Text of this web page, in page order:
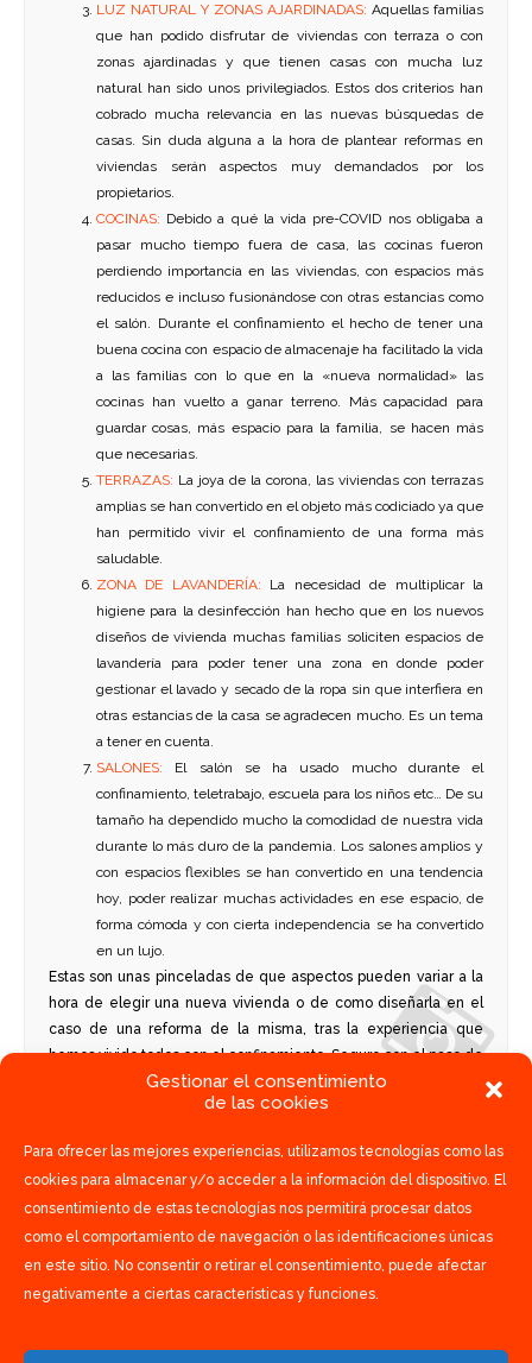
Gestionar el consentimiento
de las cookies
Para ofrecer las mejores experiencias, utilizamos tecnologías como las
cookies para almacenar y/o acceder a la información del dispositivo. El
consentimiento de estas tecnologías nos permitirá procesar datos
como el comportamiento de navegación o las identificaciones únicas
en este sitio. No consentir o retirar el consentimiento, puede afectar
negativamente a ciertas características y funciones.
LUZ NATURAL Y ZONAS AJARDINADAS: Aquellas familias
que han podido disfrutar de viviendas con terraza o con
zonas ajardinadas y que tienen casas con mucha luz
natural han sido unos privilegiados. Estos dos criterios han
cobrado mucha relevancia en las nuevas búsquedas de
casas. Sin duda alguna a la hora de plantear reformas en
viviendas serán aspectos muy demandados por los
propietarios.
COCINAS: Debido a qué la vida pre-COVID nos obligaba a
pasar mucho tiempo fuera de casa, las cocinas fueron
perdiendo importancia en las viviendas, con espacios más
reducidos e incluso fusionándose con otras estancias como
el salón. Durante el confinamiento el hecho de tener una
buena cocina con espacio de almacenaje ha facilitado la vida
a las familias con lo que en la «nueva normalidad» las
cocinas han vuelto a ganar terreno. Más capacidad para
guardar cosas, más espacio para la familia, se hacen más
que necesarias.
TERRAZAS: La joya de la corona, las viviendas con terrazas
amplias se han convertido en el objeto más codiciado ya que
han permitido vivir el confinamiento de una forma más
saludable.
ZONA DE LAVANDERÍA: La necesidad de multiplicar la
higiene para la desinfección han hecho que en los nuevos
diseños de vivienda muchas familias soliciten espacios de
lavandería para poder tener una zona en donde poder
gestionar el lavado y secado de la ropa sin que interfiera en
otras estancias de la casa se agradecen mucho. Es un tema
a tener en cuenta.
SALONES: El salón se ha usado mucho durante el
confinamiento, teletrabajo, escuela para los niños etc… De su
tamaño ha dependido mucho la comodidad de nuestra vida
durante lo más duro de la pandemia. Los salones amplios y
con espacios flexibles se han convertido en una tendencia
hoy, poder realizar muchas actividades en ese espacio, de
forma cómoda y con cierta independencia se ha convertido
en un lujo.
Estas son unas pinceladas de que aspectos pueden variar a la
hora de elegir una nueva vivienda o de como diseñarla en el
caso de una reforma de la misma, tras la experiencia que
hemos vivido todos con el confinamiento. Seguro con el paso de
los meses irán apareciendo más, ya que lo que está claro, es
que nada será lo mismo tras el COVID·19.